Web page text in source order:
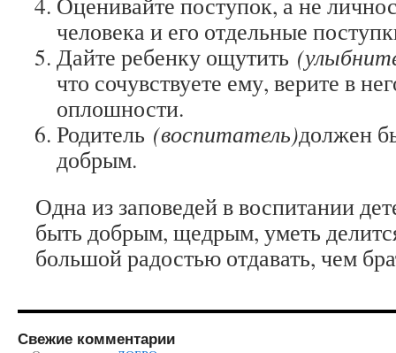
человека и его отдельные
Дайте ребенку ощутить
что сочувствуете ему, верите в
оплошности.
Родитель (воспитатель)должен
добрым.
Одна из заповедей в воспитании
быть добрым, щедрым, уметь
большой радостью отдавать, чем
Свежие комментарии